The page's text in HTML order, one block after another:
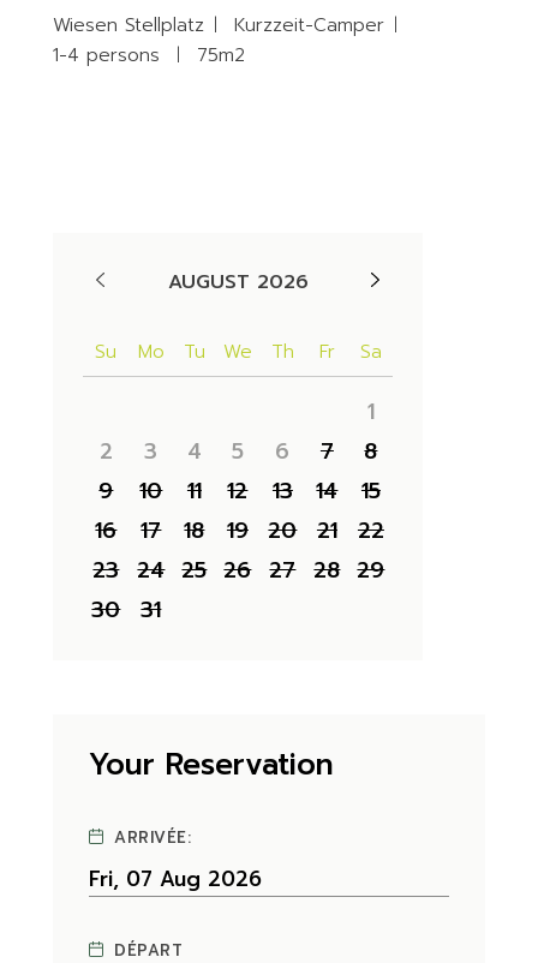
Wiesen Stellplatz
Kurzzeit-Camper
1-4 persons
75m2
AUGUST 2026
Su Mo Tu We Th Fr Sa
1
2
3 4 5 6 7
8
9
10 11 12 13 14
15
16
17 18 19 20 21
22
23 24 25 26 27 28 29
30
31
Your Reservation
ARRIVÉE:
DÉPART